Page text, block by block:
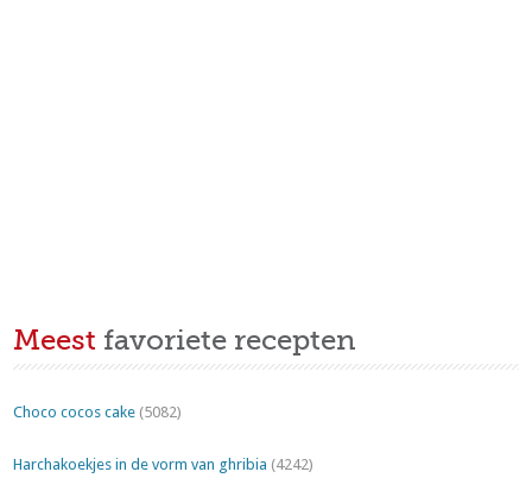
Meest favoriete recepten
Choco cocos cake (5082)
Harchakoekjes in de vorm van ghribia (4242)